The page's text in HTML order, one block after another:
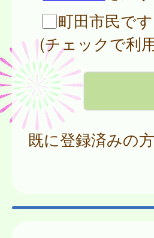
町田市民です
(チェックで利
既に登録済みの